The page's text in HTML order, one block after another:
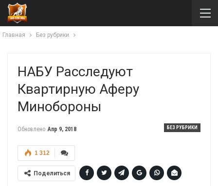
Главная Без рубрики
НАБУ Расследуют
Квартирную Аферу
Минобороны
БЕЗ РУБРИКИ
Обновлено Апр 9, 2018
1 312
Поделиться